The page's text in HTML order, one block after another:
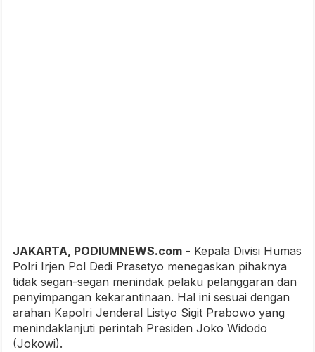
JAKARTA, PODIUMNEWS.com - Kepala Divisi Humas
Polri Irjen Pol Dedi Prasetyo menegaskan pihaknya
tidak segan-segan menindak pelaku pelanggaran dan
penyimpangan kekarantinaan. Hal ini sesuai dengan
arahan Kapolri Jenderal Listyo Sigit Prabowo yang
menindaklanjuti perintah Presiden Joko Widodo
(Jokowi).